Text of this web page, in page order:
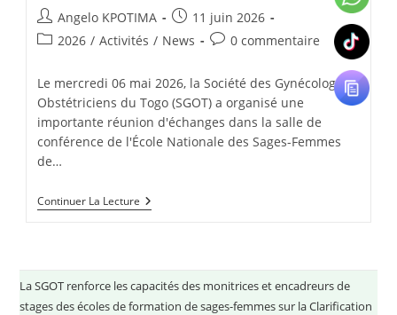
Angelo KPOTIMA
11 juin 2026
2026 / Activités / News 0 commentaire
Le mercredi 06 mai 2026, la Société des Gynécologues
Obstétriciens du Togo (SGOT) a organisé une
importante réunion d'échanges dans la salle de
conférence de l'École Nationale des Sages-Femmes
de…
Continuer La Lecture
La SGOT renforce les capacités des monitrices et encadreurs de
stages des écoles de formation de sages-femmes sur la Clarification